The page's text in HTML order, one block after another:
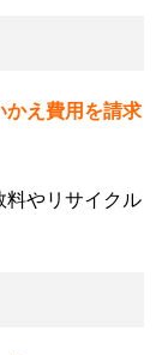
かえ費用を請求
料やリサイクル